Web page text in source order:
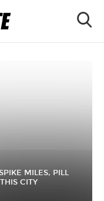
MILES, PILL
CITY